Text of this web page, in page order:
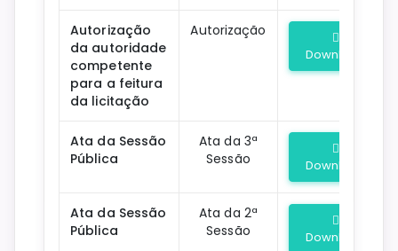
Autorização
da autoridade
competente
para a feitura
da licitação
Autorização
Download
Ata da Sessão
Pública
Ata da 3ª
Sessão
Download
Ata da Sessão
Pública
Ata da 2ª
Sessão
Download